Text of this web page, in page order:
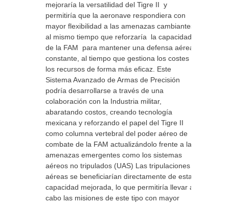
mejoraría la versatilidad del Tigre II y
permitiría que la aeronave respondiera con
mayor flexibilidad a las amenazas cambiantes,
al mismo tiempo que reforzaría la capacidad
de la FAM para mantener una defensa aérea
constante, al tiempo que gestiona los costes y
los recursos de forma más eficaz. Este
Sistema Avanzado de Armas de Precisión
podría desarrollarse a través de una
colaboración con la Industria militar,
abaratando costos, creando tecnología
mexicana y reforzando el papel del Tigre II
como columna vertebral del poder aéreo de
combate de la FAM actualizándolo frente a las
amenazas emergentes como los sistemas
aéreos no tripulados (UAS) Las tripulaciones
aéreas se beneficiarían directamente de esta
capacidad mejorada, lo que permitiría llevar a
cabo las misiones de este tipo con mayor